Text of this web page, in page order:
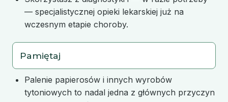
— specjalistycznej opieki lekarskiej już na
wczesnym etapie choroby.
Pamiętaj
Palenie papierosów i innych wyrobów
tytoniowych to nadal jedna z głównych przyczyn